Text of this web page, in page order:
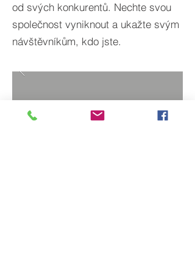
od svých konkurentů. Nechte svou
společnost vyniknout a ukažte svým
návštěvníkům, kdo jste.